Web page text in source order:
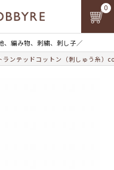
、編み物、刺繍、刺し子／
0
ランテッドコットン（刺しゅう糸）